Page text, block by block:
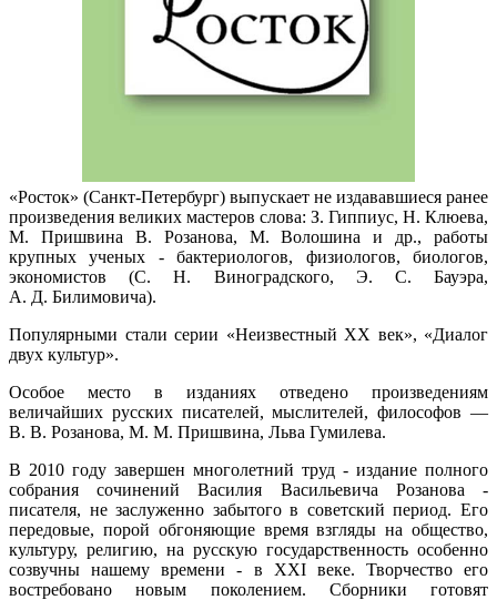
«Росток» (Санкт-Петербург) выпускает не издававшиеся ранее
произведения великих мастеров слова: З. Гиппиус, Н. Клюева,
М. Пришвина В. Розанова, М. Волошина и др., работы
крупных ученых - бактериологов, физиологов, биологов,
экономистов (С. Н. Виноградского, Э. С. Бауэра,
А. Д. Билимовича).
Популярными стали серии «Неизвестный ХХ век», «Диалог
двух культур».
Особое место в изданиях отведено произведениям
величайших русских писателей, мыслителей, философов —
В. В. Розанова, М. М. Пришвина, Льва Гумилева.
В 2010 году завершен многолетний труд - издание полного
собрания сочинений Василия Васильевича Розанова -
писателя, не заслуженно забытого в советский период. Его
передовые, порой обгоняющие время взгляды на общество,
культуру, религию, на русскую государственность особенно
созвучны нашему времени - в XXI веке. Творчество его
востребовано новым поколением. Сборники готовят